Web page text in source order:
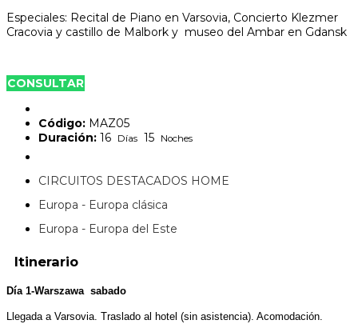
Especiales: Recital de Piano en Varsovia, Concierto Klezmer
Cracovia y castillo de Malbork y museo del Ambar en Gdansk
CONSULTAR
Código: MAZ05
Duración: 16 Días 15 Noches
CIRCUITOS DESTACADOS HOME
Europa - Europa clásica
Europa - Europa del Este
Itinerario
Día 1-Warszawa sabado
Llegada a Varsovia. Traslado al hotel (sin asistencia). Acomodación.